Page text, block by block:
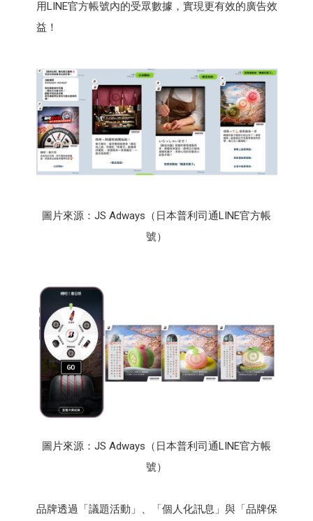
用LINE官方帳號內的受眾數據，實現更有效的廣告效
益！
圖片來源：JS Adways（日本普利司通LINE官方帳
號）
圖片來源：JS Adways（日本普利司通LINE官方帳
號）
品牌透過「議題活動」、「個人化訊息」與「品牌保